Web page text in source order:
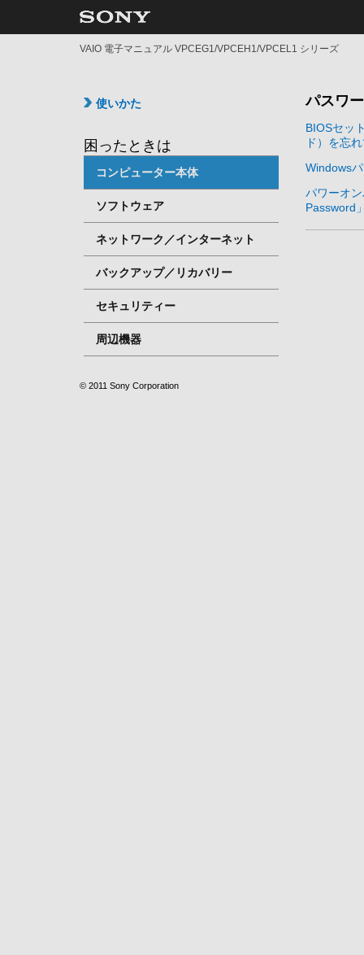
VAIO 電子マニュアル VPCEG1/VPCEH1/VPCEL1 シリーズ
使いかた
困ったときは
コンピューター本体
ソフトウェア
ネットワーク／インターネット
バックアップ／リカバリー
セキュリティー
周辺機器
パスワ
BIOSセッ
ド）を忘
Windows
パワーオ
Password
© 2011 Sony Corporation